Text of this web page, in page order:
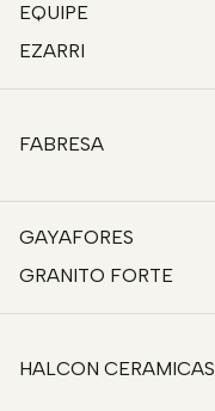
EQUIPE
EZARRI
FABRESA
GAYAFORES
GRANITO FORTE
HALCON CERAMICAS